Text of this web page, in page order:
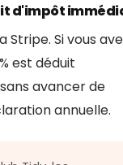
d'impôt
Si vous
est déduit
avancer de
annuelle.